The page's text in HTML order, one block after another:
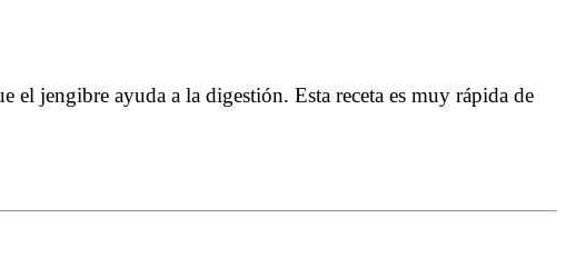
el jengibre ayuda a la digestión. Esta receta es muy rápida de